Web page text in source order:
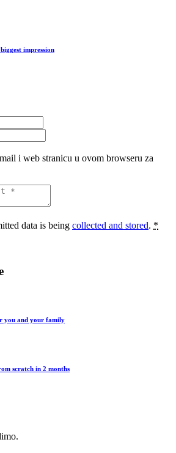
impression
i web stranicu u ovom browseru za
data is being collected and stored. *
you and your family
scratch in 2 months